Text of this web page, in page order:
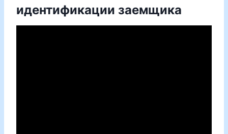
идентификации заемщика